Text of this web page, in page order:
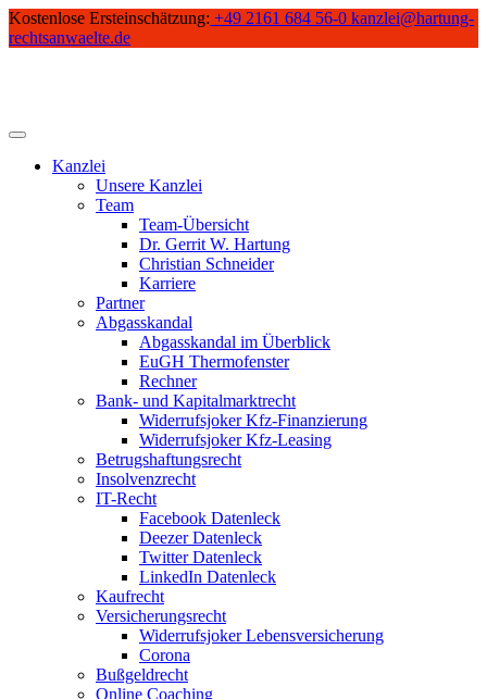
Skip
to
Kostenlose Ersteinschätzung: +49 2161 684 56-0 kanzlei@hartung-
rechtsanwaelte.de
Kanzlei
Unsere Kanzlei
Team
Team-Übersicht
Dr. Gerrit W. Hartung
Christian Schneider
Karriere
Partner
Abgasskandal
Abgasskandal im Überblick
EuGH Thermofenster
Rechner
Bank- und Kapitalmarktrecht
Widerrufsjoker Kfz-Finanzierung
Widerrufsjoker Kfz-Leasing
Betrugshaftungsrecht
Insolvenzrecht
IT-Recht
Facebook Datenleck
Deezer Datenleck
Twitter Datenleck
LinkedIn Datenleck
Kaufrecht
Versicherungsrecht
Widerrufsjoker Lebensversicherung
Corona
Bußgeldrecht
Online Coaching